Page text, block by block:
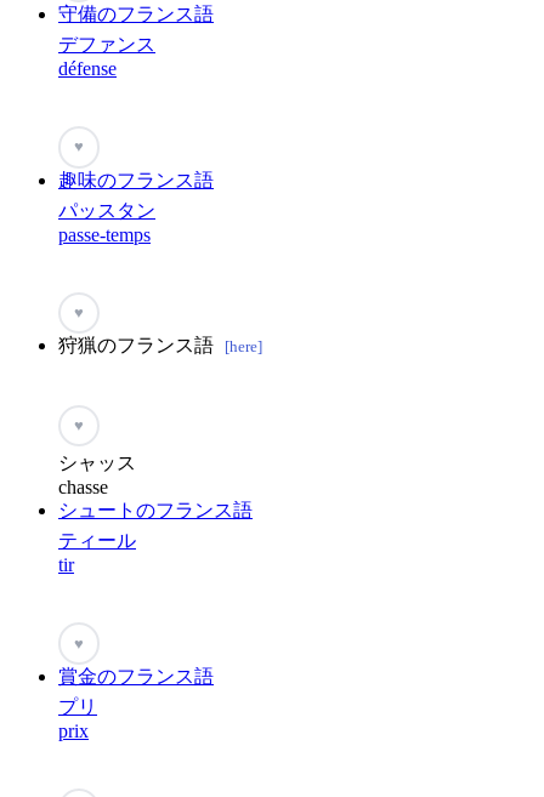
守備のフランス語
デファンス
défense
♥
趣味のフランス語
パッスタン
passe-temps
♥
狩猟のフランス語 [here]
♥
シャッス
chasse
シュートのフランス語
ティール
tir
♥
賞金のフランス語
プリ
prix